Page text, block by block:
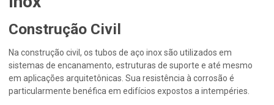
Construção Civil
Na construção civil, os tubos de aço inox são utilizados em
sistemas de encanamento, estruturas de suporte e até mesmo
em aplicações arquitetônicas. Sua resistência à corrosão é
particularmente benéfica em edifícios expostos a intempéries.